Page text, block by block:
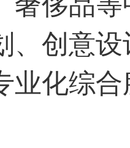
、创意
业化综